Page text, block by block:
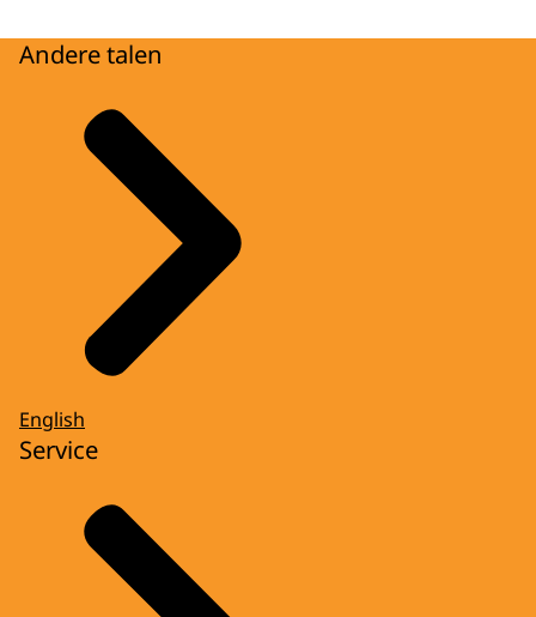
Andere talen
English
Service